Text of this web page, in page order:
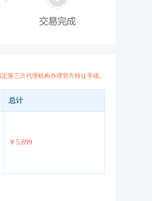
第三方代理机构办理官方转让手续。
总计
￥5,899